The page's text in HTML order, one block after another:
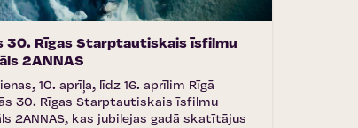
30. Rīgas Starptautiskais īsfilmu
2ANNAS
10. aprīļa, līdz 16. aprīlim Rīgā
30. Rīgas Starptautiskais īsfilmu
2ANNAS, kas jubilejas gadā skatītājus